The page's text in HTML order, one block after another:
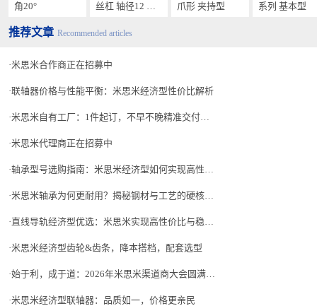
角20°
丝杠 轴径12 导
爪形 夹持型
系列 基本型
推荐文章 Recommended articles
米思米合作商正在招募中
联轴器价格与性能平衡：米思米经济型性价比解析
米思米自有工厂：1件起订，不早不晚精准交付秘诀
米思米代理商正在招募中
轴承型号选购指南：米思米经济型如何实现高性价比？
米思米轴承为何更耐用？揭秘钢材与工艺的硬核实力
直线导轨经济型优选：米思米实现高性价比与稳定供应
米思米经济型齿轮&齿条，降本搭档，配套选型
始于利，成于道：2026年米思米渠道商大会圆满落幕
米思米经济型联轴器：品质如一，价格更亲民